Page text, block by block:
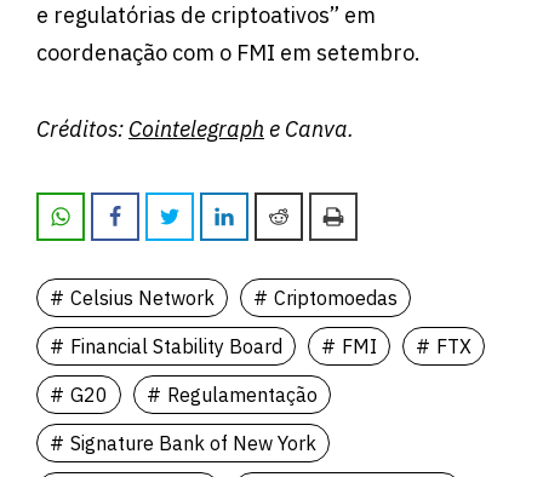
e regulatórias de criptoativos” em
coordenação com o FMI em setembro.
Créditos: Cointelegraph e Canva.
Celsius Network
Criptomoedas
Financial Stability Board
FMI
FTX
G20
Regulamentação
Signature Bank of New York